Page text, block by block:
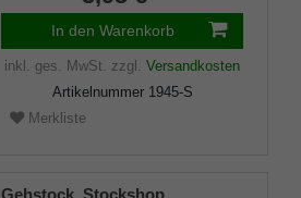
In den Warenkorb
inkl. ges. MwSt. zzgl. Versandkosten
Artikelnummer 1945-S
Merkliste
Gehstock, Stockshop